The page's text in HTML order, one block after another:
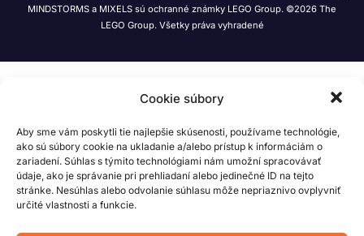
Cookie súbory
Aby sme vám poskytli tie najlepšie skúsenosti, používame technológie,
ako sú súbory cookie na ukladanie a/alebo prístup k informáciám o
zariadení. Súhlas s týmito technológiami nám umožní spracovávať
údaje, ako je správanie pri prehliadaní alebo jedinečné ID na tejto
stránke. Nesúhlas alebo odvolanie súhlasu môže nepriaznivo ovplyvniť
určité vlastnosti a funkcie.
MINDSTORMS a MIXELS sú ochranné známky LEGO Group. ©2026 The
LEGO Group. Všetky práva vyhradené